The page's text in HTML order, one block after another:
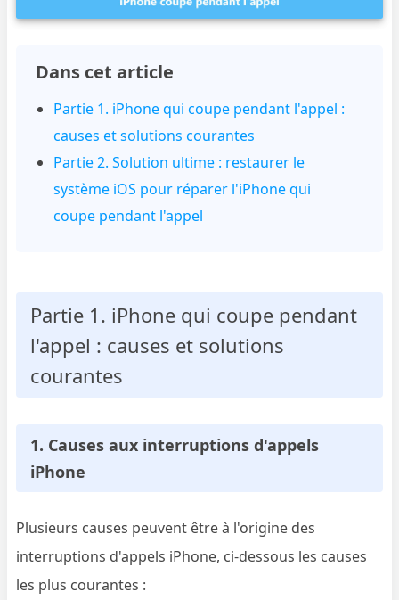
Dans cet article
Partie 1. iPhone qui coupe pendant l'appel :
causes et solutions courantes
Partie 2. Solution ultime : restaurer le
système iOS pour réparer l'iPhone qui
coupe pendant l'appel
Partie 1. iPhone qui coupe pendant
l'appel : causes et solutions
courantes
1. Causes aux interruptions d'appels
iPhone
Plusieurs causes peuvent être à l'origine des
interruptions d'appels iPhone, ci-dessous les causes
les plus courantes :